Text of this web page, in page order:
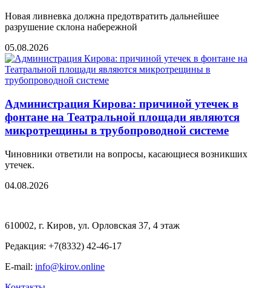
Новая ливневка должна предотвратить дальнейшее
разрушение склона набережной
05.08.2026
Администрация Кирова: причиной утечек в
фонтане на Театральной площади являются
микротрещины в трубопроводной системе
Чиновники ответили на вопросы, касающиеся возникших
утечек.
04.08.2026
610002, г. Киров, ул. Орловская 37, 4 этаж
Редакция: +7(8332) 42-46-17
E-mail: info@kirov.online